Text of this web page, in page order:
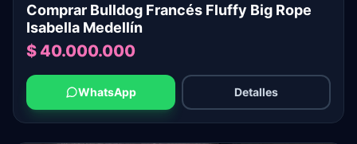
Comprar Bulldog Francés Fluffy Big Rope
Isabella Medellín
$ 40.000.000
WhatsApp Detalles